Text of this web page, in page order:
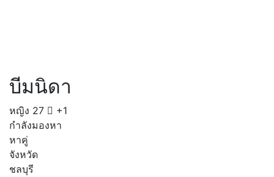
บีมนิดา
หญิง 27
+1
กำลังมองหา
หาคู่
จังหวัด
ชลบุรี